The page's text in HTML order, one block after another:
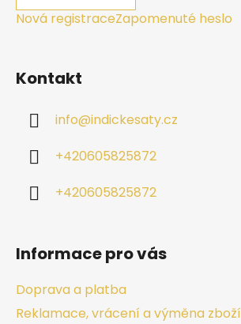
Nová registraceZapomenuté heslo
Kontakt
info@indickesaty.cz
+420605825872
+420605825872
Informace pro vás
Doprava a platba
Reklamace, vrácení a výměna zboží